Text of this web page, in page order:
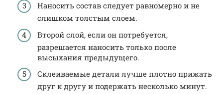
Наносить состав следует равномерно и не
слишком толстым слоем.
Второй слой, если он потребуется,
разрешается наносить только после
высыхания предыдущего.
Склеиваемые детали лучше плотно прижать
друг к другу и подержать несколько минут.